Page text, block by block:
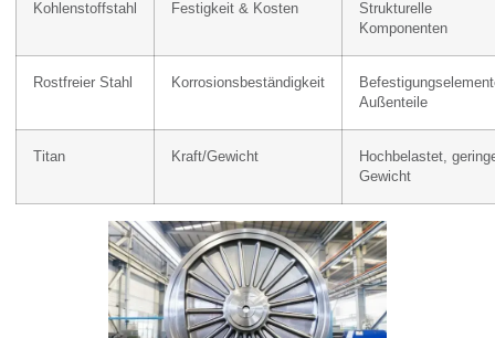
Kohlenstoffstahl Festigkeit & Kosten
Strukturelle
Komponenten
Rostfreier Stahl Korrosionsbeständigkeit
Außenteile
Titan Kraft/Gewicht
Hochbelastet,
Gewicht